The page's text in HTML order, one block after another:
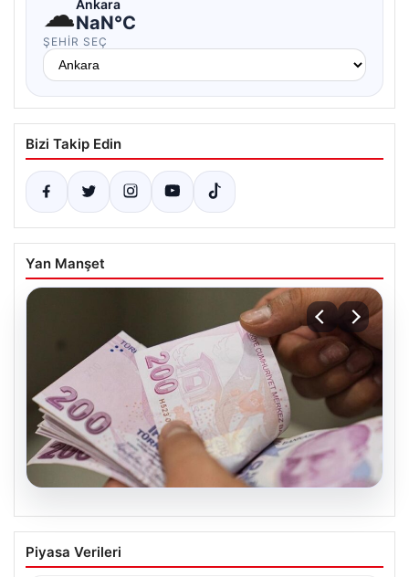
☁Ankara
NaN°C
ŞEHIR SEÇ
Bizi Takip Edin
Yan Manşet
07.08.2026
Bayram ikramiyeleri ne zaman yatacak?
2026 Kurban Bayramı emekli ikramiye
Piyasa Verileri